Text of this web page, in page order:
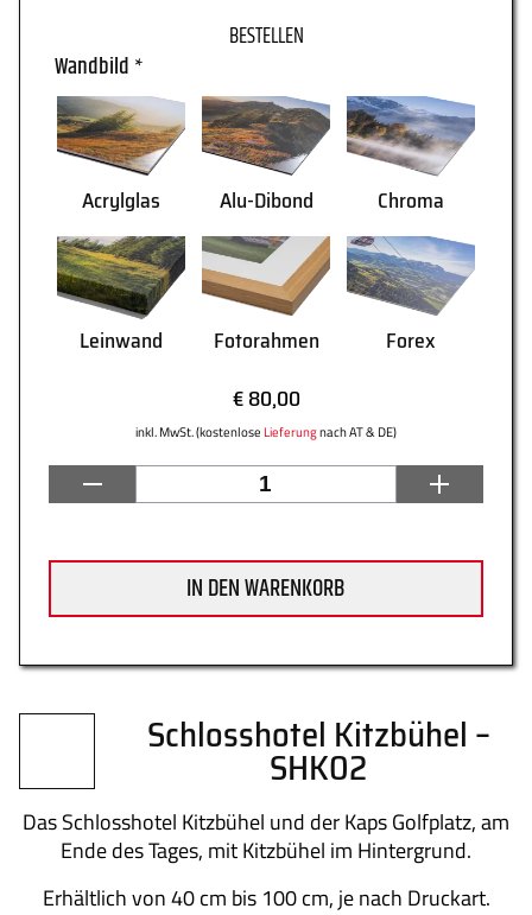
WARENKORB
AGB
Impressum
Newsletter
Lieferung
Gütesiegel
Über uns
Wandbild *
Acrylglas Alu-Dibond Chroma
Leinwand Fotorahmen
Forex
€ 80,00
inkl. MwSt. (kostenlose Lieferungnach AT & DE)
IN DEN WARENKORB
Schlosshotel Kitzbühel –
SHK02
Das Schlosshotel Kitzbühel und der Kaps Golfplatz, am
Ende des Tages, mit Kitzbühel im Hintergrund.
Erhältlich von 40 cm bis 100 cm, je nach Druckart.